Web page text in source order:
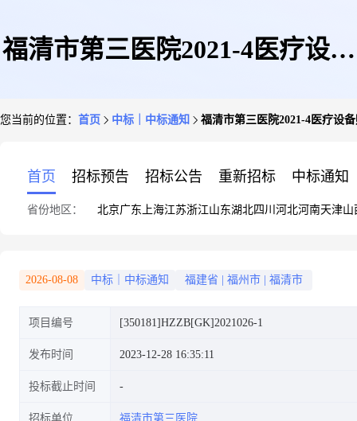
福清市第三医院2021-4医疗设备
1)
您当前的位置： 首页 中标｜中标通知 福清市第三医院2021-4医疗设
首页 招标预告 招标公告 重新招标 中标通知
省份地区： 北京广东 上海江苏浙江山东湖北四川 河北河南天津山
2026-08-08 中标｜中标通知 福建省 福州市 福清市
项目编号 [350181]HZZB[GK]2021026-1
发布时间 2023-12-28 16:35:11
投标截止时间
招标单位 福清市第三医院